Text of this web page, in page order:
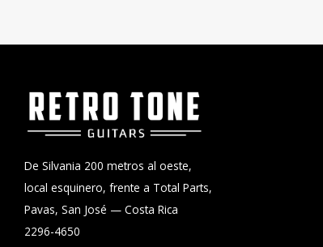
De Silvania 200 metros al oeste,
local esquinero, frente a Total Parts,
Pavas, San José — Costa Rica
2296-4650